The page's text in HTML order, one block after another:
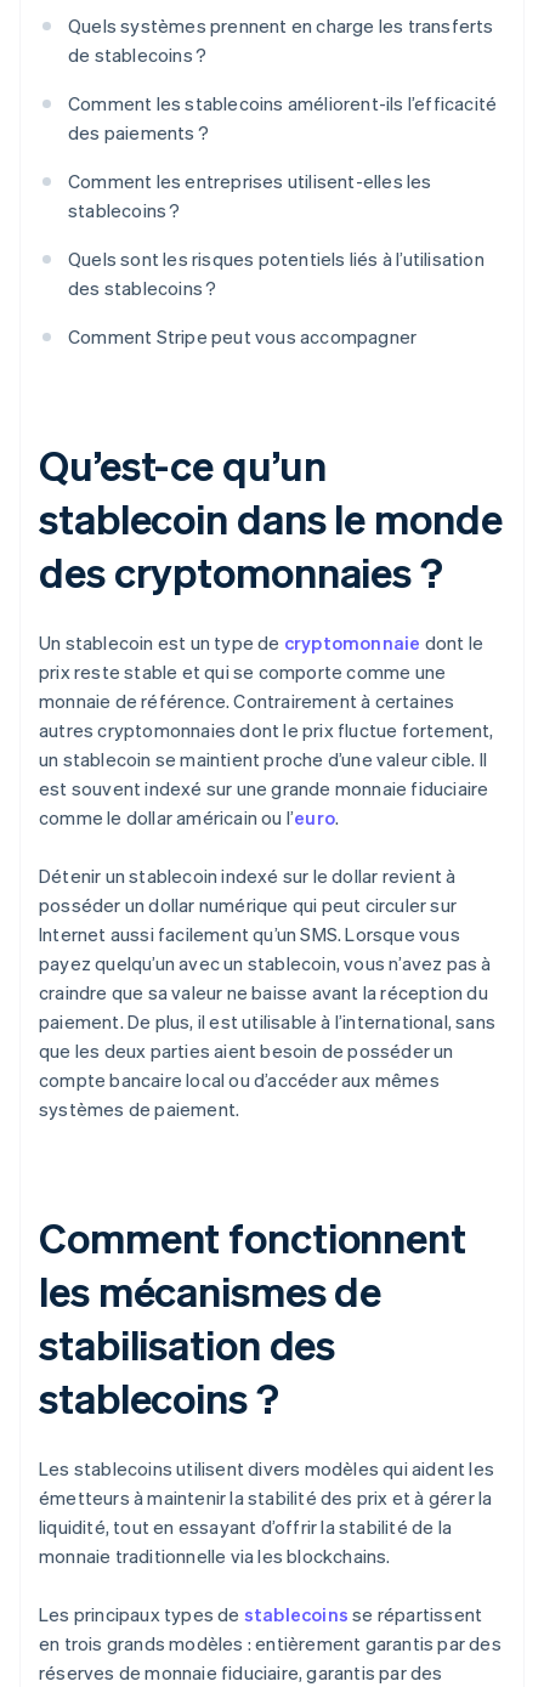
Quels systèmes prennent en charge les transferts
de stablecoins ?
Comment les stablecoins améliorent-ils l’efficacité
des paiements ?
Comment les entreprises utilisent-elles les
stablecoins ?
Quels sont les risques potentiels liés à l’utilisation
des stablecoins ?
Comment Stripe peut vous accompagner
Qu’est-ce qu’un
stablecoin dans le monde
des cryptomonnaies ?
Un stablecoin est un type de cryptomonnaie dont le
prix reste stable et qui se comporte comme une
monnaie de référence. Contrairement à certaines
autres cryptomonnaies dont le prix fluctue fortement,
un stablecoin se maintient proche d’une valeur cible. Il
est souvent indexé sur une grande monnaie fiduciaire
comme le dollar américain ou l’euro.
Détenir un stablecoin indexé sur le dollar revient à
posséder un dollar numérique qui peut circuler sur
Internet aussi facilement qu’un SMS. Lorsque vous
payez quelqu’un avec un stablecoin, vous n’avez pas à
craindre que sa valeur ne baisse avant la réception du
paiement. De plus, il est utilisable à l’international, sans
que les deux parties aient besoin de posséder un
compte bancaire local ou d’accéder aux mêmes
systèmes de paiement.
Comment fonctionnent
les mécanismes de
stabilisation des
stablecoins ?
Les stablecoins utilisent divers modèles qui aident les
émetteurs à maintenir la stabilité des prix et à gérer la
liquidité, tout en essayant d’offrir la stabilité de la
monnaie traditionnelle via les blockchains.
Les principaux types de stablecoins se répartissent
en trois grands modèles : entièrement garantis par des
réserves de monnaie fiduciaire, garantis par des